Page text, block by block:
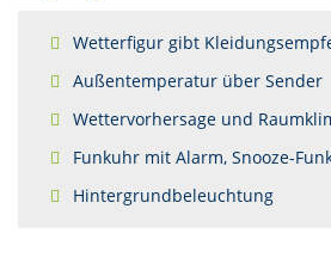
Wetterfigur gibt
Außentemperatur über Sender
Wettervorhersage und
Funkuhr mit Alarm, Snooze-
Hintergrundbeleuchtung